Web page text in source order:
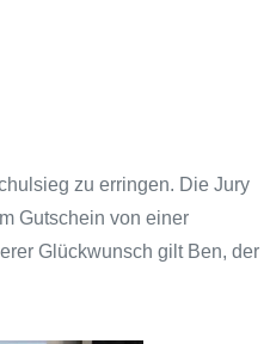
zu erringen. Die Jury
Gutschein von einer
Glückwunsch gilt Ben, der